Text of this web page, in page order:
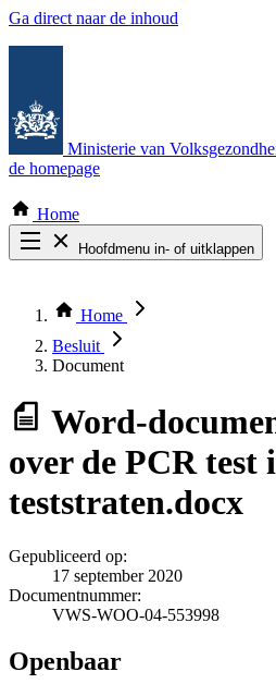
Ga direct naar de inhoud
Ministerie van
de homepage
Home
Hoofdmenu in- of uitklappen
Thema COVID-19
Bekijk per bestuursorgaan
Home
Besluit
Document
Word-
over de PCR test
teststraten.docx
Gepubliceerd op:
17 september 2020
Documentnummer:
VWS-WOO-04-553998
Openbaar